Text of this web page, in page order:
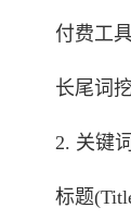
付费工
长尾词
2. 关键
标题